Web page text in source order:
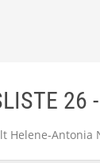
26
Helene-Antonia